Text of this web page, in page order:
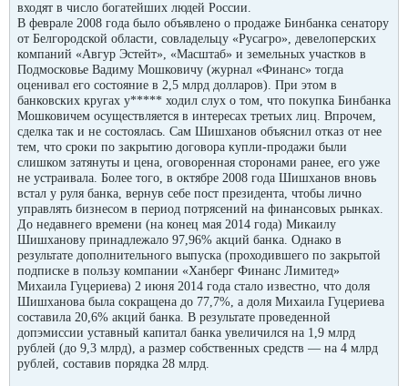
входят в число богатейших людей России.
В феврале 2008 года было объявлено о продаже Бинбанка сенатору
от Белгородской области, совладельцу «Русагро», девелоперских
компаний «Авгур Эстейт», «Масштаб» и земельных участков в
Подмосковье Вадиму Мошковичу (журнал «Финанс» тогда
оценивал его состояние в 2,5 млрд долларов). При этом в
банковских кругах у***** ходил слух о том, что покупка Бинбанка
Мошковичем осуществляется в интересах третьих лиц. Впрочем,
сделка так и не состоялась. Сам Шишханов объяснил отказ от нее
тем, что сроки по закрытию договора купли-продажи были
слишком затянуты и цена, оговоренная сторонами ранее, его уже
не устраивала. Более того, в октябре 2008 года Шишханов вновь
встал у руля банка, вернув себе пост президента, чтобы лично
управлять бизнесом в период потрясений на финансовых рынках.
До недавнего времени (на конец мая 2014 года) Микаилу
Шишханову принадлежало 97,96% акций банка. Однако в
результате дополнительного выпуска (проходившего по закрытой
подписке в пользу компании «Ханберг Финанс Лимитед»
Михаила Гуцериева) 2 июня 2014 года стало известно, что доля
Шишханова была сокращена до 77,7%, а доля Михаила Гуцериева
составила 20,6% акций банка. В результате проведенной
допэмиссии уставный капитал банка увеличился на 1,9 млрд
рублей (до 9,3 млрд), а размер собственных средств — на 4 млрд
рублей, составив порядка 28 млрд.